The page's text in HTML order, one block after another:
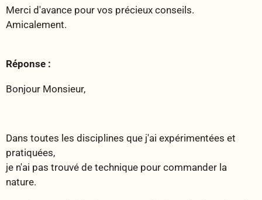
Merci d'avance pour vos précieux conseils.
Amicalement.
Réponse :
Bonjour Monsieur,
Dans toutes les disciplines que j'ai expérimentées et
pratiquées,
je n'ai pas trouvé de technique pour commander la
nature.